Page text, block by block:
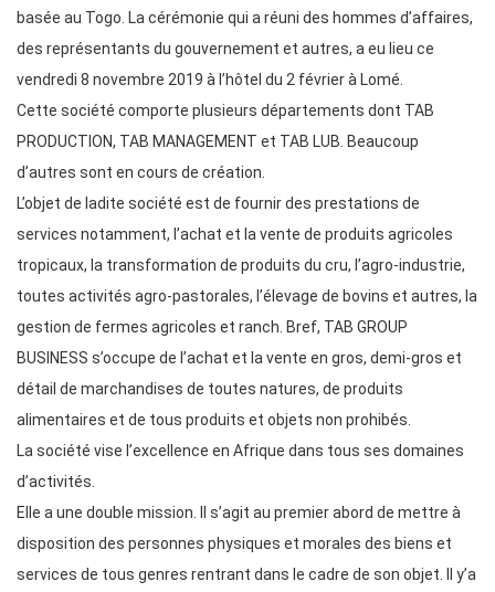
basée au Togo. La cérémonie qui a réuni des hommes d’affaires,
des représentants du gouvernement et autres, a eu lieu ce
vendredi 8 novembre 2019 à l’hôtel du 2 février à Lomé.
Cette société comporte plusieurs départements dont TAB
PRODUCTION, TAB MANAGEMENT et TAB LUB. Beaucoup
d’autres sont en cours de création.
L’objet de ladite société est de fournir des prestations de
services notamment, l’achat et la vente de produits agricoles
tropicaux, la transformation de produits du cru, l’agro-industrie,
toutes activités agro-pastorales, l’élevage de bovins et autres, la
gestion de fermes agricoles et ranch. Bref, TAB GROUP
BUSINESS s’occupe de l’achat et la vente en gros, demi-gros et
détail de marchandises de toutes natures, de produits
alimentaires et de tous produits et objets non prohibés.
La société vise l’excellence en Afrique dans tous ses domaines
d’activités.
Elle a une double mission. Il s’agit au premier abord de mettre à
disposition des personnes physiques et morales des biens et
services de tous genres rentrant dans le cadre de son objet. Il y’a